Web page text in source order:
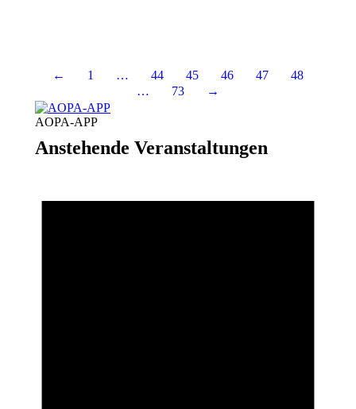
← 1 … 44 45 46 47
48
…
73 →
AOPA-APP
Anstehende Veranstaltungen